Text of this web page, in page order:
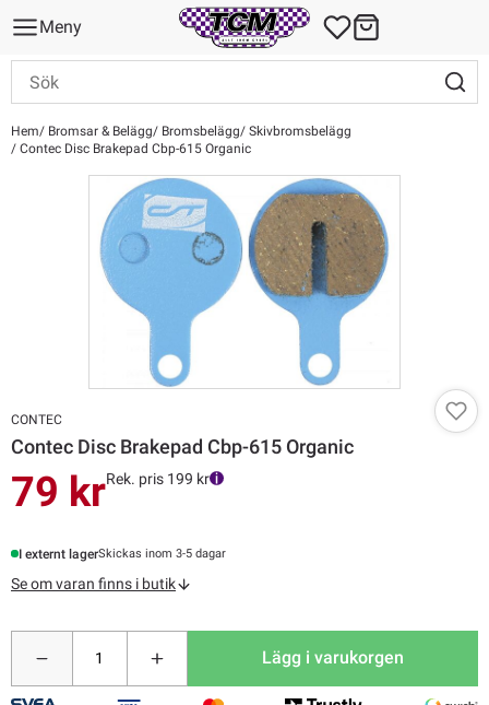
Meny
Hem Bromsar & Belägg Bromsbelägg
Skivbromsbelägg
Contec Disc Brakepad Cbp-615 Organic
CONTEC
Contec Disc Brakepad Cbp-615 Organic
79 krRek. pris 199 kr
I externt lagerSkickas inom 3-5 dagar
Se om varan finns i butik
Lägg i varukorgen